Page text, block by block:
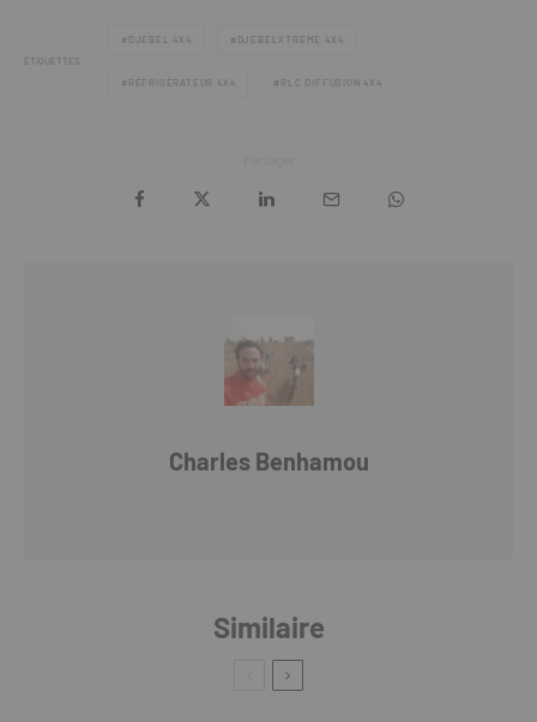
ÉTIQUETTES
DJEBEL 4X4 DJEBELXTREME 4X4
RÉFRIGÉRATEUR 4X4 RLC DIFFUSION 4X4
Charles Benhamou
Similaire